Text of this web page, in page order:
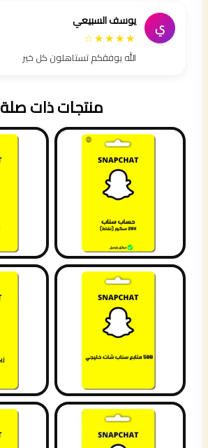
ي يوسف السبيعي
★★★★☆
الله يوفقكم تستاهلون كل خير
منتجات ذات صلة